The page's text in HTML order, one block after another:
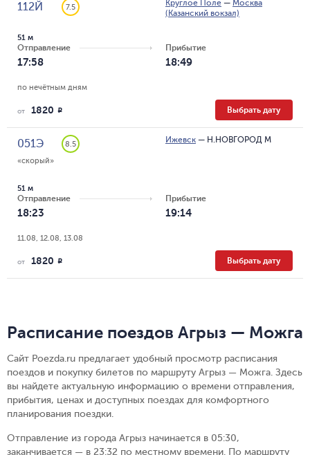
112Й 7.5 Круглое Поле — Москва
(Казанский вокзал)
Отправление
17:58
51 м
Прибытие
18:49
по нечётным дням
от 1820 R Выбрать дату
051Э
8.5
«скорый»
Ижевск — Н.НОВГОРОД М
Отправление
18:23
51 м
Прибытие
19:14
11.08, 12.08, 13.08
от 1820 R Выбрать дату
Расписание поездов Агрыз — Можга
Сайт Poezda.ru предлагает удобный просмотр расписания
поездов и покупку билетов по маршруту Агрыз — Можга. Здесь
вы найдете актуальную информацию о времени отправления,
прибытия, ценах и доступных поездах для комфортного
планирования поездки.
Отправление из города Агрыз начинается в 05:30,
заканчивается — в 23:32 по местному времени. По маршруту